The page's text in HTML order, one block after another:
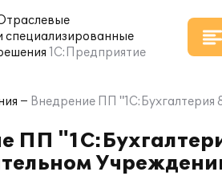
специализированные
1С:Предприятие
Внедрение ПП
ПП